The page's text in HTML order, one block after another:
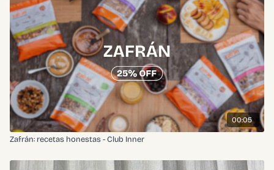
00:05
Zafrán: recetas honestas - Club Inner